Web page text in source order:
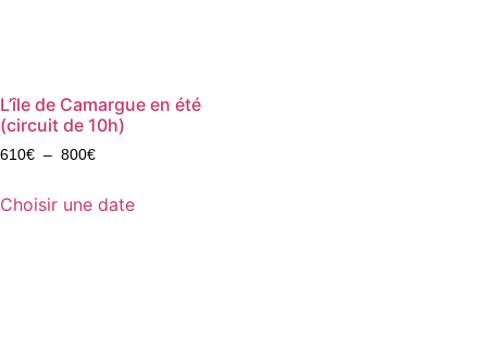
L’île de Camargue en été
(circuit de 10h)
610€ – 800€
Choisir une date